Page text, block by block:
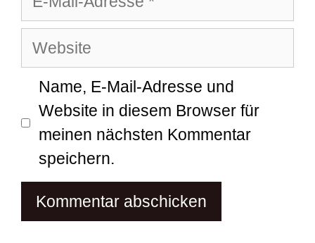
Mail-
Adresse
Website
Name, E-Mail-Adresse und
Website in diesem Browser für
meinen nächsten Kommentar
speichern.